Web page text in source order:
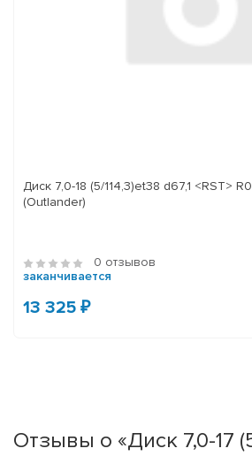
Диск 7,0-18 (5/114,3)et38 d67,1 <RST>
(Outlander)
0 отзывов
заканчивается
13 325 ₽
Отзывы о «Диск 7,0-17